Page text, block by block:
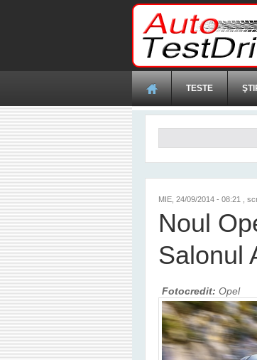
TESTE
MIE, 24/09/2014 - 08:21 ,
Noul
Salonul
Fotocredit: Opel